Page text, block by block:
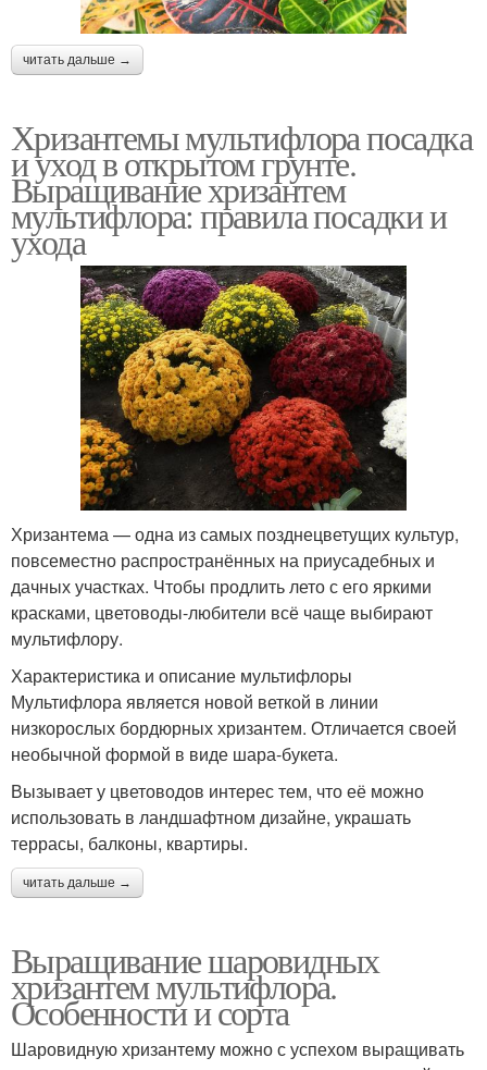
читать дальше →
Хризантемы мультифлора посадка
и уход в открытом грунте.
Выращивание хризантем
мультифлора: правила посадки и
ухода
Хризантема — одна из самых позднецветущих культур,
повсеместно распространённых на приусадебных и
дачных участках. Чтобы продлить лето с его яркими
красками, цветоводы-любители всё чаще выбирают
мультифлору.
Характеристика и описание мультифлоры
Мультифлора является новой веткой в линии
низкорослых бордюрных хризантем. Отличается своей
необычной формой в виде шара-букета.
Вызывает у цветоводов интерес тем, что её можно
использовать в ландшафтном дизайне, украшать
террасы, балконы, квартиры.
читать дальше →
Выращивание шаровидных
хризантем мультифлора.
Особенности и сорта
Шаровидную хризантему можно с успехом выращивать